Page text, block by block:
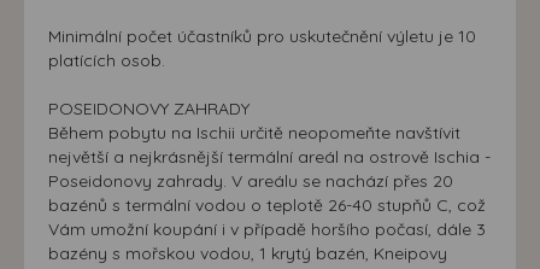
Minimální počet účastníků pro uskutečnění výletu je 10
platících osob.
POSEIDONOVY ZAHRADY
Během pobytu na Ischii určitě neopomeňte navštívit
největší a nejkrásnější termální areál na ostrově Ischia -
Poseidonovy zahrady. V areálu se nachází přes 20
bazénů s termální vodou o teplotě 26-40 stupňů C, což
Vám umožní koupání i v případě horšího počasí, dále 3
bazény s mořskou vodou, 1 krytý bazén, Kneipovy